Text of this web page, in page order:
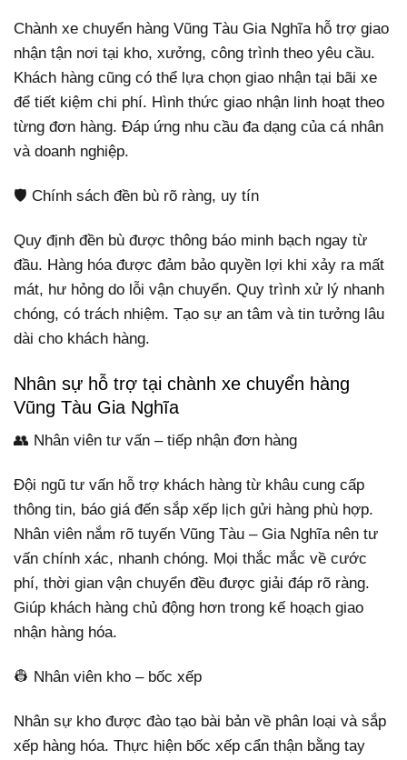
Chành xe chuyển hàng Vũng Tàu Gia Nghĩa hỗ trợ giao
nhận tận nơi tại kho, xưởng, công trình theo yêu cầu.
Khách hàng cũng có thể lựa chọn giao nhận tại bãi xe
để tiết kiệm chi phí. Hình thức giao nhận linh hoạt theo
từng đơn hàng. Đáp ứng nhu cầu đa dạng của cá nhân
và doanh nghiệp.
🛡️ Chính sách đền bù rõ ràng, uy tín
Quy định đền bù được thông báo minh bạch ngay từ
đầu. Hàng hóa được đảm bảo quyền lợi khi xảy ra mất
mát, hư hỏng do lỗi vận chuyển. Quy trình xử lý nhanh
chóng, có trách nhiệm. Tạo sự an tâm và tin tưởng lâu
dài cho khách hàng.
Nhân sự hỗ trợ tại chành xe chuyển hàng
Vũng Tàu Gia Nghĩa
👥 Nhân viên tư vấn – tiếp nhận đơn hàng
Đội ngũ tư vấn hỗ trợ khách hàng từ khâu cung cấp
thông tin, báo giá đến sắp xếp lịch gửi hàng phù hợp.
Nhân viên nắm rõ tuyến Vũng Tàu – Gia Nghĩa nên tư
vấn chính xác, nhanh chóng. Mọi thắc mắc về cước
phí, thời gian vận chuyển đều được giải đáp rõ ràng.
Giúp khách hàng chủ động hơn trong kế hoạch giao
nhận hàng hóa.
👷 Nhân viên kho – bốc xếp
Nhân sự kho được đào tạo bài bản về phân loại và sắp
xếp hàng hóa. Thực hiện bốc xếp cẩn thận bằng tay